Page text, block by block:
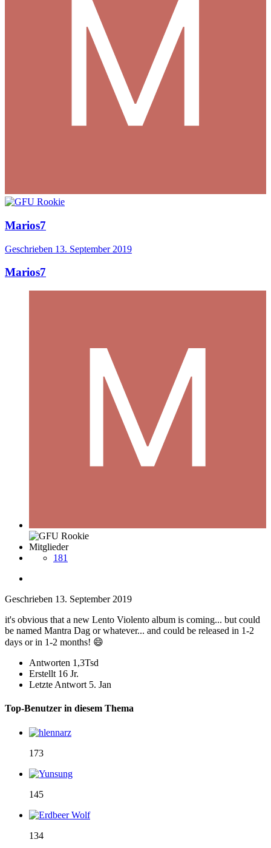
Marios7
Geschrieben 13. September 2019
Marios7
Mitglieder
181
Geschrieben 13. September 2019
it's obvious that a new Lento Violento album is coming... but could
be named Mantra Dag or whatever... and could be released in 1-2
days or in 1-2 months! 😄
Antworten 1,3Tsd
Erstellt 16 Jr.
Letzte Antwort 5. Jan
Top-Benutzer in diesem Thema
173
145
134